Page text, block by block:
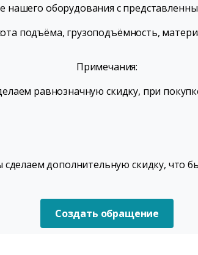
нашего оборудования с
подъёма, грузоподъёмность,
Примечания:
равнозначную скидку, при
дополнительную скидку, что
Создать обращение